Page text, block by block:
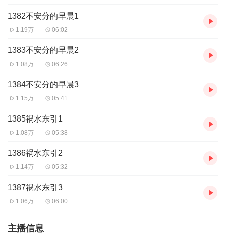
1382不安分的早晨1
1.19万 06:02
1383不安分的早晨2
1.08万 06:26
1384不安分的早晨3
1.15万 05:41
1385祸水东引1
1.08万 05:38
1386祸水东引2
1.14万 05:32
1387祸水东引3
1.06万 06:00
主播信息